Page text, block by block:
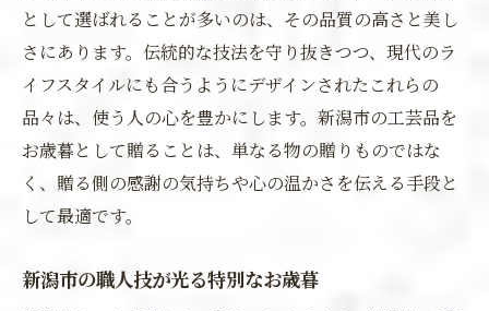
として選ばれることが多いのは、その品質の高さと美し
さにあります。伝統的な技法を守り抜きつつ、現代のラ
イフスタイルにも合うようにデザインされたこれらの
品々は、使う人の心を豊かにします。新潟市の工芸品を
お歳暮として贈ることは、単なる物の贈りものではな
く、贈る側の感謝の気持ちや心の温かさを伝える手段と
して最適です。
新潟市の職人技が光る特別なお歳暮